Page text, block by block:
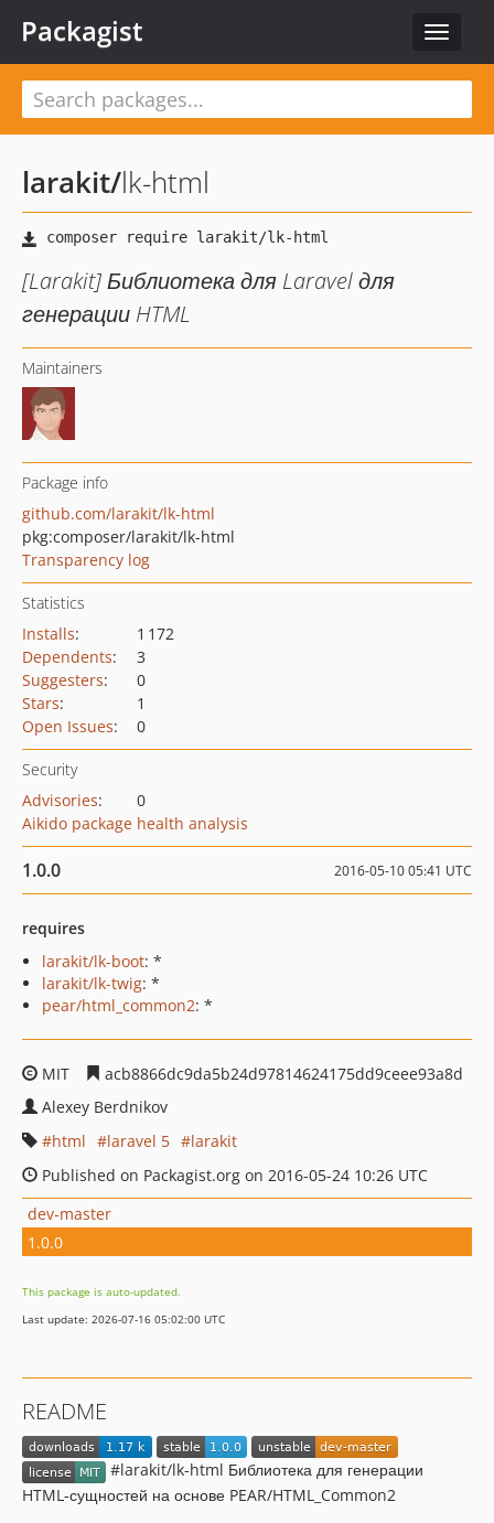
Toggle
Packagist
larakit/lk-html
[Larakit] Библиотека для Laravel для
генерации HTML
Maintainers
Package info
github.com/larakit/lk-html
pkg:composer/larakit/lk-html
Transparency log
Statistics
Installs:
1 172
Dependents:
3
Suggesters:
0
Stars:
1
Open Issues: 0
Security
Advisories:
0
Aikido package health analysis
1.0.0 2016-05-10 05:41 UTC
requires
larakit/lk-boot: *
larakit/lk-twig: *
pear/html_common2: *
MIT
acb8866dc9da5b24d97814624175dd9ceee93a8d
Alexey Berdnikov
html
laravel 5
larakit
Published on Packagist.org on 2016-05-24 10:26 UTC
dev-master
1.0.0
This package is auto-updated.
Last update: 2026-07-16 05:02:00 UTC
README
#larakit/lk-html Библиотека для генерации
HTML-сущностей на основе PEAR/HTML_Common2